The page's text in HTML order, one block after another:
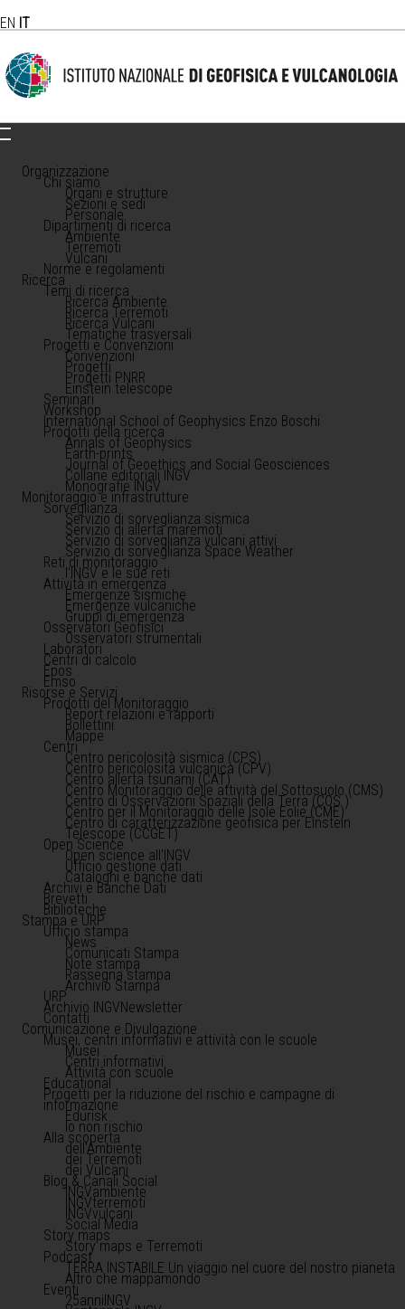
EN IT
Organizzazione
Chi siamo
Organi e strutture
Sezioni e sedi
Personale
Dipartimenti di ricerca
Ambiente
Terremoti
Vulcani
Norme e regolamenti
Ricerca
Temi di ricerca
Ricerca Ambiente
Ricerca Terremoti
Ricerca Vulcani
Tematiche trasversali
Progetti e Convenzioni
Convenzioni
Progetti
Progetti PNRR
Einstein telescope
Seminari
Workshop
International School of Geophysics Enzo Boschi
Prodotti della ricerca
Annals of Geophysics
Earth-prints
Journal of Geoethics and Social Geosciences
Collane editoriali INGV
Monografie INGV
Monitoraggio e infrastrutture
Sorveglianza
Servizio di sorveglianza sismica
Servizio di allerta maremoti
Servizio di sorveglianza vulcani attivi
Servizio di sorveglianza Space Weather
Reti di monitoraggio
l'INGV e le sue reti
Attività in emergenza
Emergenze sismiche
Emergenze vulcaniche
Gruppi di emergenza
Osservatori Geofisici
Osservatori strumentali
Laboratori
Centri di calcolo
Epos
Emso
Risorse e Servizi
Prodotti del Monitoraggio
Report relazioni e rapporti
Bollettini
Mappe
Centri
Centro pericolosità sismica (CPS)
Centro pericolosità vulcanica (CPV)
Centro allerta tsunami (CAT)
Centro Monitoraggio delle attività del Sottosuolo (CMS)
Centro di Osservazioni Spaziali della Terra (COS )
Centro per il Monitoraggio delle Isole Eolie (CME)
Centro di caratterizzazione geofisica per Einstein
Telescope (CCGET)
Open Science
Open science all'INGV
Ufficio gestione dati
Cataloghi e banche dati
Archivi e Banche Dati
Brevetti
Biblioteche
Stampa e URP
Ufficio stampa
News
Comunicati Stampa
Note stampa
Rassegna stampa
Archivio Stampa
URP
Archivio INGVNewsletter
Contatti
Comunicazione e Divulgazione
Musei, centri informativi e attività con le scuole
Musei
Centri informativi
Attività con scuole
Educational
Progetti per la riduzione del rischio e campagne di
informazione
Edurisk
Io non rischio
Alla scoperta
dell'Ambiente
dei Terremoti
dei Vulcani
Blog & Canali Social
INGVambiente
INGVterremoti
INGVvulcani
Social Media
Story maps
Story maps e Terremoti
Podcast
TERRA INSTABILE Un viaggio nel cuore del nostro pianeta
Altro che mappamondo
Eventi
25anniINGV